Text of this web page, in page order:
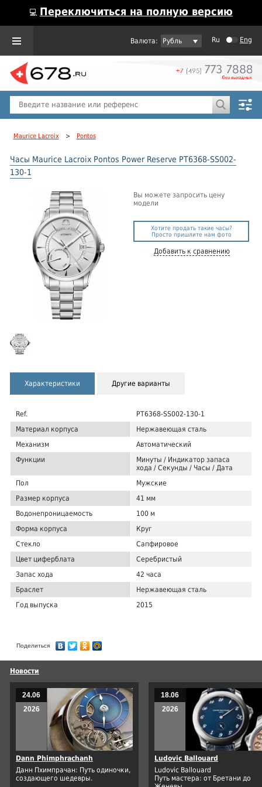
💻 Переключиться на полную версию
Рубль Ru Eng
Maurice Lacroix > Pontos
Часы Maurice Lacroix Pontos Power Reserve PT6368-SS002-
130-1
Вы можете запросить цену
модели
Хотите продать такие часы?
Просто пришлите нам фото
Добавить к сравнению
Характеристики Другие варианты
Ref.
PT6368-SS002-130-1
Материал корпуса
Нержавеющая сталь
Механизм
Автоматический
Функции
Минуты / Индикатор запаса
хода / Секунды / Часы / Дата
Пол
Мужские
Размер корпуса
41 мм
Водонепроницаемость
100 м
Форма корпуса
Круг
Стекло
Сапфировое
Цвет циферблата
Серебристый
Запас хода
42 часа
Браслет
Нержавеющая сталь
Год выпуска
2015
Поделиться
Новости
24.06
2026
Dann Phimphrachanh
Данн Пхимпрачан: Путь одиночки,
создающего шедевры.
18.06
2026
Ludovic Ballouard
Ludovic Ballouard
Путь мастера: от Бретани до